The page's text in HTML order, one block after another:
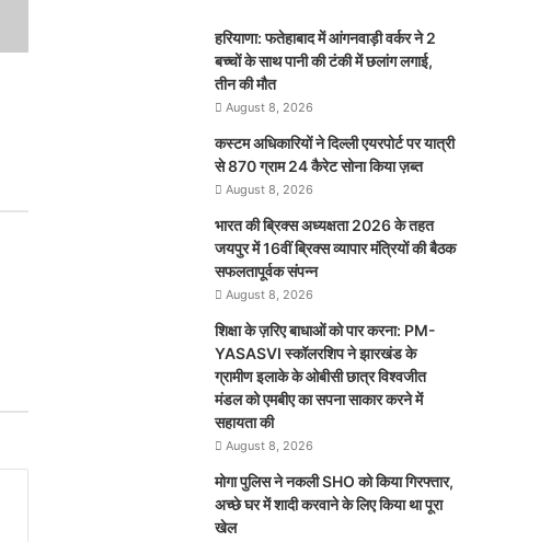
हरियाणा: फतेहाबाद में आंगनवाड़ी वर्कर ने 2
बच्चों के साथ पानी की टंकी में छलांग लगाई,
तीन की मौत
August 8, 2026
कस्टम अधिकारियों ने दिल्ली एयरपोर्ट पर यात्री
से 870 ग्राम 24 कैरेट सोना किया ज़ब्त
August 8, 2026
भारत की ब्रिक्‍स अध्यक्षता 2026 के तहत
जयपुर में 16वीं ब्रिक्‍स व्यापार मंत्रियों की बैठक
सफलतापूर्वक संपन्न
August 8, 2026
शिक्षा के ज़रिए बाधाओं को पार करना: PM-
YASASVI स्कॉलरशिप ने झारखंड के
ग्रामीण इलाके के ओबीसी छात्र विश्वजीत
मंडल को एमबीए का सपना साकार करने में
सहायता की
August 8, 2026
मोगा पुलिस ने नकली SHO को किया गिरफ्तार,
अच्छे घर में शादी करवाने के लिए किया था पूरा
खेल